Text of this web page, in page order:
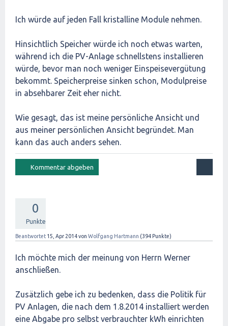
Ich würde auf jeden Fall kristalline Module nehmen.
Hinsichtlich Speicher würde ich noch etwas warten,
während ich die PV-Anlage schnellstens installieren
würde, bevor man noch weniger Einspeisevergütung
bekommt. Speicherpreise sinken schon, Modulpreise
in absehbarer Zeit eher nicht.
Wie gesagt, das ist meine persönliche Ansicht und
aus meiner persönlichen Ansicht begründet. Man
kann das auch anders sehen.
0
Punkte
Beantwortet 15, Apr 2014von Wolfgang Hartmann (394 Punkte)
Ich möchte mich der meinung von Herrn Werner
anschließen.
Zusätzlich gebe ich zu bedenken, dass die Politik für
PV Anlagen, die nach dem 1.8.2014 installiert werden
eine Abgabe pro selbst verbrauchter kWh einrichten